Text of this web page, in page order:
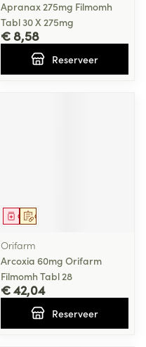
Apranax 275mg Filmomh
Tabl 30 X 275mg
€ 8,58
Reserveer
Op voorschrift
Geneesmiddel
Orifarm
Arcoxia 60mg Orifarm
Filmomh Tabl 28
€ 42,04
Reserveer